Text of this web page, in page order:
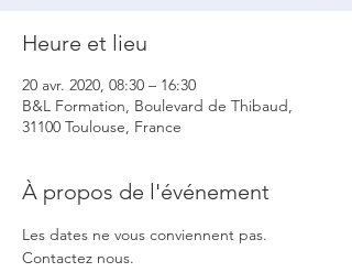
Heure et lieu
20 avr. 2020, 08:30 – 16:30
B&L Formation, Boulevard de Thibaud,
31100 Toulouse, France
À propos de l'événement
Les dates ne vous conviennent pas.
Contactez nous.